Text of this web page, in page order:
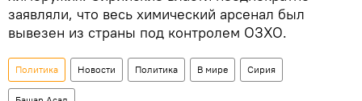
заявляли, что весь химический арсенал был
вывезен из страны под контролем ОЗХО.
Политика Новости Политика В мире Сирия